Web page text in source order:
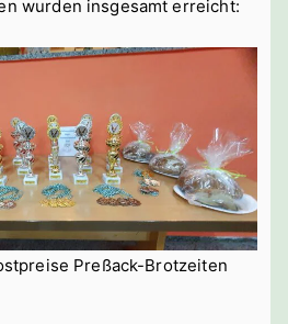
wurden insgesamt erreicht:
Preßack-Brotzeiten